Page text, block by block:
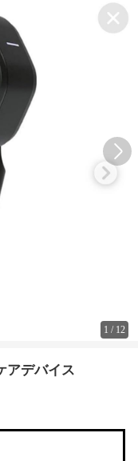
1 / 12
アデバイス